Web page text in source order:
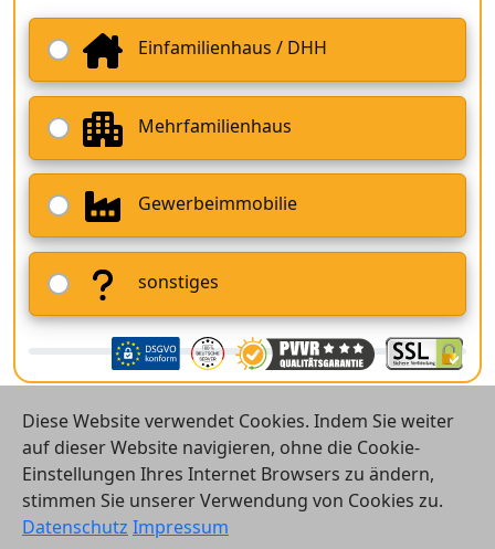
Einfamilienhaus / DHH
Mehrfamilienhaus
Gewerbeimmobilie
sonstiges
© 2026 Vergleichsrechner24 GmbH
Diese Website verwendet Cookies. Indem Sie weiter
auf dieser Website navigieren, ohne die Cookie-
Einstellungen Ihres Internet Browsers zu ändern,
stimmen Sie unserer Verwendung von Cookies zu.
Datenschutz Impressum